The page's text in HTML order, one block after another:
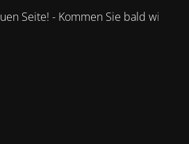
Seite! - Kommen Sie bald wieder.